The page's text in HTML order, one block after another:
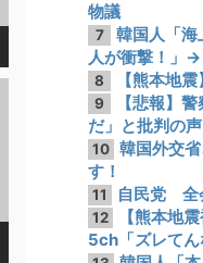
物議
7
韓国人「海
人が衝撃！」→
8 【熊本地
9
【悲報】
だ」と批判の
10 韓国外交
す！
11 自民党 全
12
【熊本地
5ch「ズレてん